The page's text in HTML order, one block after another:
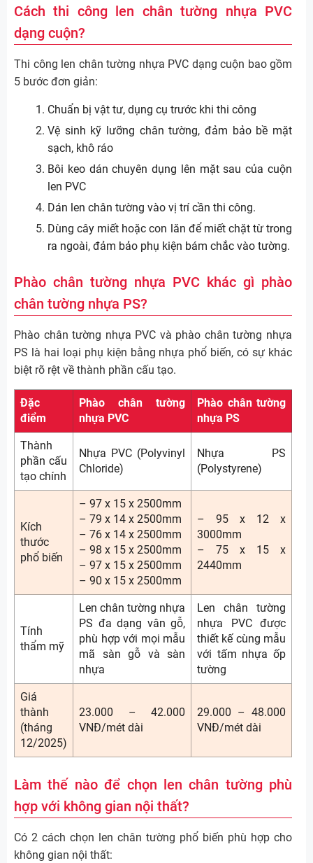
Cách thi công len chân tường nhựa PVC
dạng cuộn?
Thi công len chân tường nhựa PVC dạng cuộn bao gồm
5 bước đơn giản:
Chuẩn bị vật tư, dụng cụ trước khi thi công
Vệ sinh kỹ lưỡng chân tường, đảm bảo bề mặt
sạch, khô ráo
Bôi keo dán chuyên dụng lên mặt sau của cuộn
len PVC
Dán len chân tường vào vị trí cần thi công.
Dùng cây miết hoặc con lăn để miết chặt từ trong
ra ngoài, đảm bảo phụ kiện bám chắc vào tường.
Phào chân tường nhựa PVC khác gì phào
chân tường nhựa PS?
Phào chân tường nhựa PVC và phào chân tường nhựa
PS là hai loại phụ kiện bằng nhựa phổ biến, có sự khác
biệt rõ rệt về thành phần cấu tạo.
Đặc
điểm
Phào chân tường
nhựa PVC
Phào chân tường
nhựa PS
Thành
phần cấu
tạo chính
Nhựa PVC (Polyvinyl
Chloride)
Nhựa PS
(Polystyrene)
Kích
thước
phổ biến
– 97 x 15 x 2500mm
– 79 x 14 x 2500mm
– 76 x 14 x 2500mm
– 98 x 15 x 2500mm
– 97 x 15 x 2500mm
– 90 x 15 x 2500mm
– 95 x 12 x
3000mm
– 75 x 15 x
2440mm
Tính
thẩm mỹ
Len chân tường nhựa
PS đa dạng vân gỗ,
phù hợp với mọi mẫu
mã sàn gỗ và sàn
nhựa
Len chân tường
nhựa PVC được
thiết kế cùng mẫu
với tấm nhựa ốp
tường
Giá
thành
(tháng
12/2025)
23.000 – 42.000
VNĐ/mét dài
29.000 – 48.000
VNĐ/mét dài
Làm thế nào để chọn len chân tường phù
hợp với không gian nội thất?
Có 2 cách chọn len chân tường phổ biến phù hợp cho
không gian nội thất: